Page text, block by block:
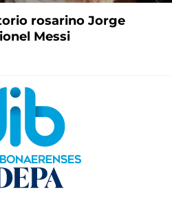
rosarino Jorge
Messi